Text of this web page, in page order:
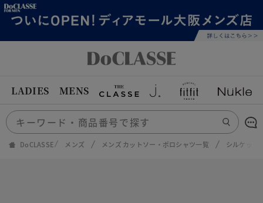
LADIES MENS
DoCLASSE メンズ メンズ カットソー・ポロシャツ一覧 シルケット